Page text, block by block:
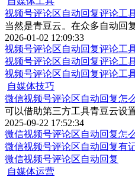
视频号评论区自动回复评论工
当然是青豆云。在众多自动回
2026-01-02 12:09:33
视频号评论区自动回复评论工
视频号评论区自动回复评论工
视频号评论区自动回复评论工
自媒体技巧
微信视频号评论区自动回复怎
可以借助第三方工具青豆云设
2025-09-22 17:52:34
微信视频号评论区自动回复怎
微信视频号评论区自动回复有
微信视频号评论区自动回复
自媒体运营